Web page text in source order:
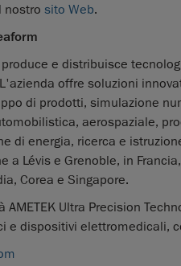
nostro sito Web.
e distribuisce
offre soluzioni
di prodotti, simulazione
aerospaziale,
di energia, ricerca e
a Lévis e Grenoble, in
Corea e Singapore.
Ultra Precision
e dispositivi elettromedicali,